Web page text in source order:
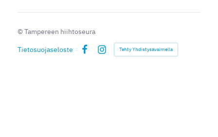
© Tampereen hiihtoseura
Tietosuojaseloste
Instagram
Tehty Yhdistysavaimella